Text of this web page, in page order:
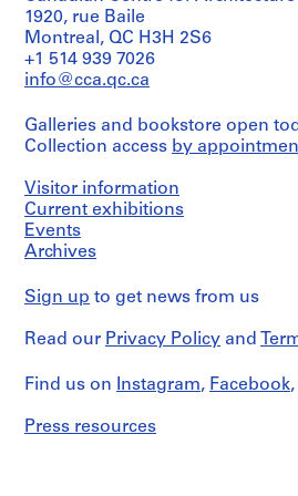
e
n
o
r
,
4
-
2
o
t
b
e
9
AP066.S5.D2
6
AP066.S5.D4
9
8
6
AP066.S5.D5
o
s
s
i
r
s
p
e
r
s
n
e
s
1
1920, rue Baile
Montreal, QC H3H 2S6
+1 514 939 7026
info@cca.qc.ca
Galleries and bookstore open
Collection access by
Visitor information
Current exhibitions
Events
Archives
Sign up to get news from us
Read our Privacy Policy and
Find us on Instagram, Facebook
Press resources